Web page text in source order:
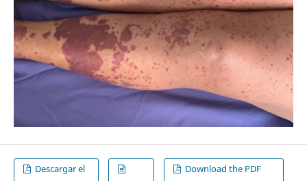
Descargar el
Download the PDF